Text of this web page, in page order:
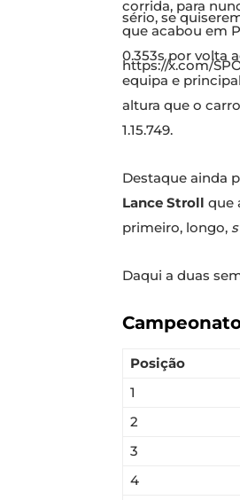
sério, se
https://x.com/
corrida, para
que acabou em
0.353s por volta
equipa e
altura que o
1.15.749.
Destaque ainda
Lance Stroll que
primeiro, longo,
Daqui a duas
Posição
1
2
3
4